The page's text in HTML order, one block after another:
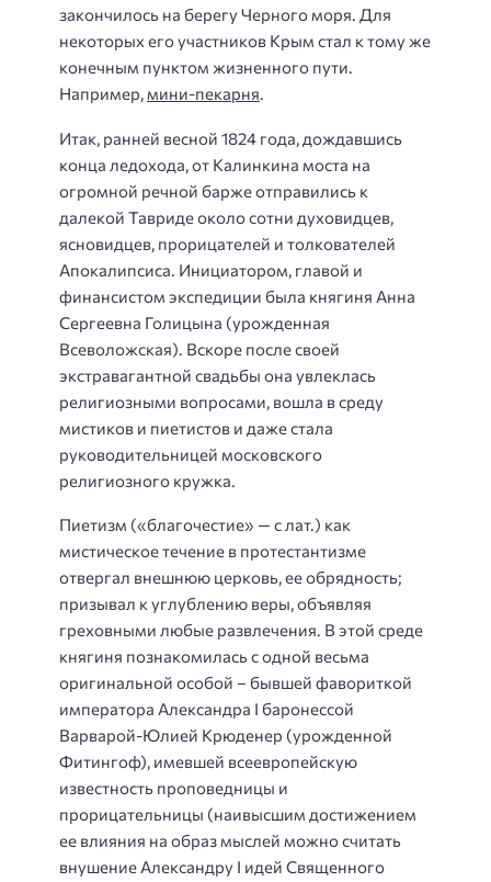
закончилось на берегу Черного моря. Для
некоторых его участников Крым стал к тому же
конечным пунктом жизненного пути.
Например,мини-пекарня.
Итак, ранней весной 1824 года, дождавшись
конца ледохода, от Калинкина моста на
огромной речной барже отправились к
далекой Тавриде около сотни духовидцев,
ясновидцев, прорицателей и толкователей
Апокалипсиса. Инициатором, главой и
финансистом экспедиции была княгиня Анна
Сергеевна Голицына (урожденная
Всеволожская). Вскоре после своей
экстравагантной свадьбы она увлеклась
религиозными вопросами, вошла в среду
мистиков и пиетистов и даже стала
руководительницей московского
религиозного кружка.
Пиетизм («благочестие» — с лат.) как
мистическое течение в протестантизме
отвергал внешнюю церковь, ее обрядность;
призывал к углублению веры, объявляя
греховными любые развлечения. В этой среде
княгиня познакомилась с одной весьма
оригинальной особой – бывшей фавориткой
императора Александра I баронессой
Варварой-Юлией Крюденер (урожденной
Фитингоф), имевшей всеевропейскую
известность проповедницы и
прорицательницы (наивысшим достижением
ее влияния на образ мыслей можно считать
внушение Александру I идей Священного